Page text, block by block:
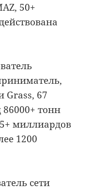
50+
Grass, 67
86000+ тонн
миллиардов
1200
сети